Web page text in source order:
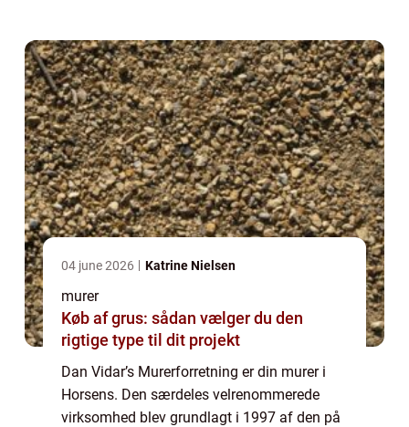
04 june 2026 Katrine Nielsen
murer
Køb af grus: sådan vælger du den
rigtige type til dit projekt
Dan Vidar’s Murerforretning er din murer i
Horsens. Den særdeles velrenommerede
virksomhed blev grundlagt i 1997 af den på